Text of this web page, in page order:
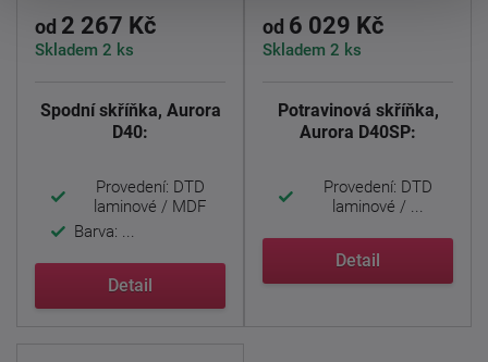
od 2 267 Kč
Skladem 2 ks
Spodní skříňka, Aurora
D40:
Provedení: DTD
laminové / MDF
Barva: ...
Detail
od 6 029 Kč
Skladem 2 ks
Potravinová skříňka,
Aurora D40SP:
Provedení: DTD
laminové / ...
Detail